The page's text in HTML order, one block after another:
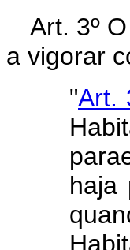
Art. 3º
a vigorar
"Art.
haja